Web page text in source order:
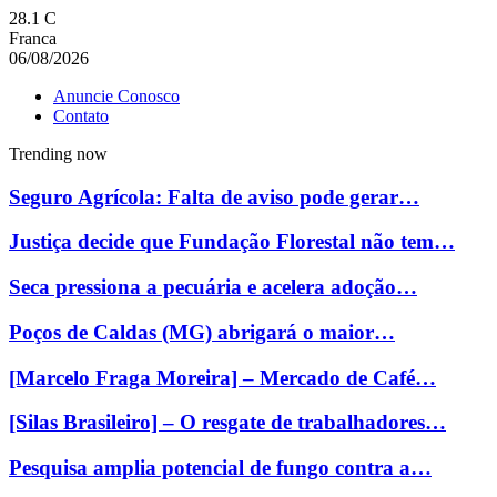
28.1 C
Franca
06/08/2026
Anuncie Conosco
Contato
Trending now
Seguro Agrícola: Falta de aviso pode gerar…
Justiça decide que Fundação Florestal não tem…
Seca pressiona a pecuária e acelera adoção…
Poços de Caldas (MG) abrigará o maior…
[Marcelo Fraga Moreira] – Mercado de Café…
[Silas Brasileiro] – O resgate de trabalhadores…
Pesquisa amplia potencial de fungo contra a…